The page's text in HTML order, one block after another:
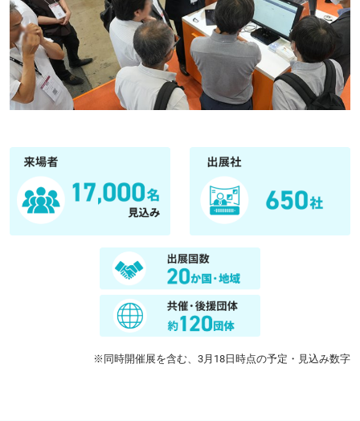
※同時開催展を含む、3月18日時点の予定・見込み数字